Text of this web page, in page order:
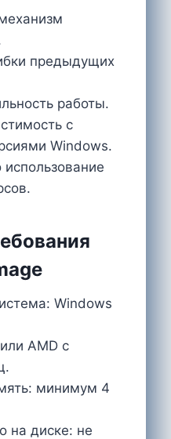
предыдущих
работы.
с
Windows.
Windows
AMD с
минимум 4
на диске: не